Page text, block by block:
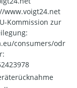
www.voigt24.net
Kommission zur
consumers/odr